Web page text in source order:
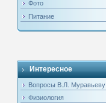
Фото
Питание
Интересное
Вопросы В.Л. Муравьеву
Физиология